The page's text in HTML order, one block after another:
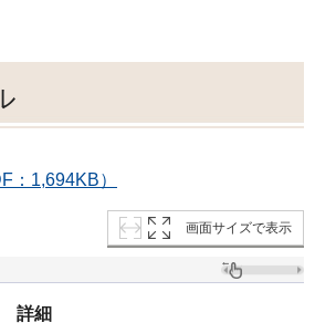
：1,694KB）
画面サイズで表示
詳細